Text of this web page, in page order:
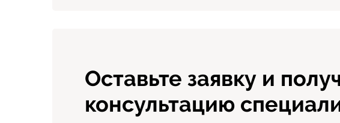
Оставьте заявку и
консультацию